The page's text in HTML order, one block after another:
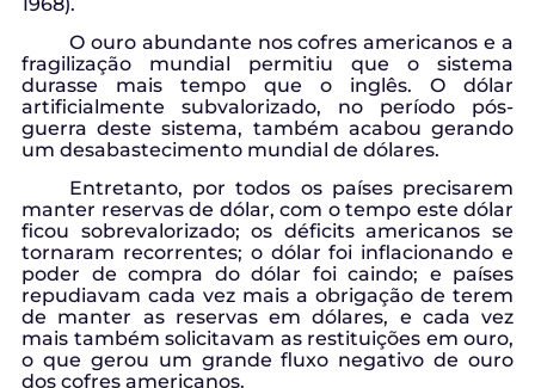
O ouro abundante nos cofres americanos e a
fragilização mundial permitiu que o sistema
durasse mais tempo que o inglês. O dólar
artificialmente subvalorizado, no período pós-
guerra deste sistema, também acabou gerando
um desabastecimento mundial de dólares.
Entretanto, por todos os países precisarem
manter reservas de dólar, com o tempo este dólar
ficou sobrevalorizado; os déficits americanos se
tornaram recorrentes; o dólar foi inflacionando e
poder de compra do dólar foi caindo; e países
repudiavam cada vez mais a obrigação de terem
de manter as reservas em dólares, e cada vez
mais também solicitavam as restituições em ouro,
o que gerou um grande fluxo negativo de ouro
dos cofres americanos.